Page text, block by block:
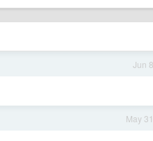
Jun 8
May 31